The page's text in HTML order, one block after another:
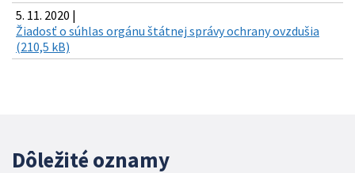
5. 11. 2020 |
Žiadosť o súhlas orgánu štátnej správy ochrany ovzdušia
(210,5 kB)
Dôležité oznamy